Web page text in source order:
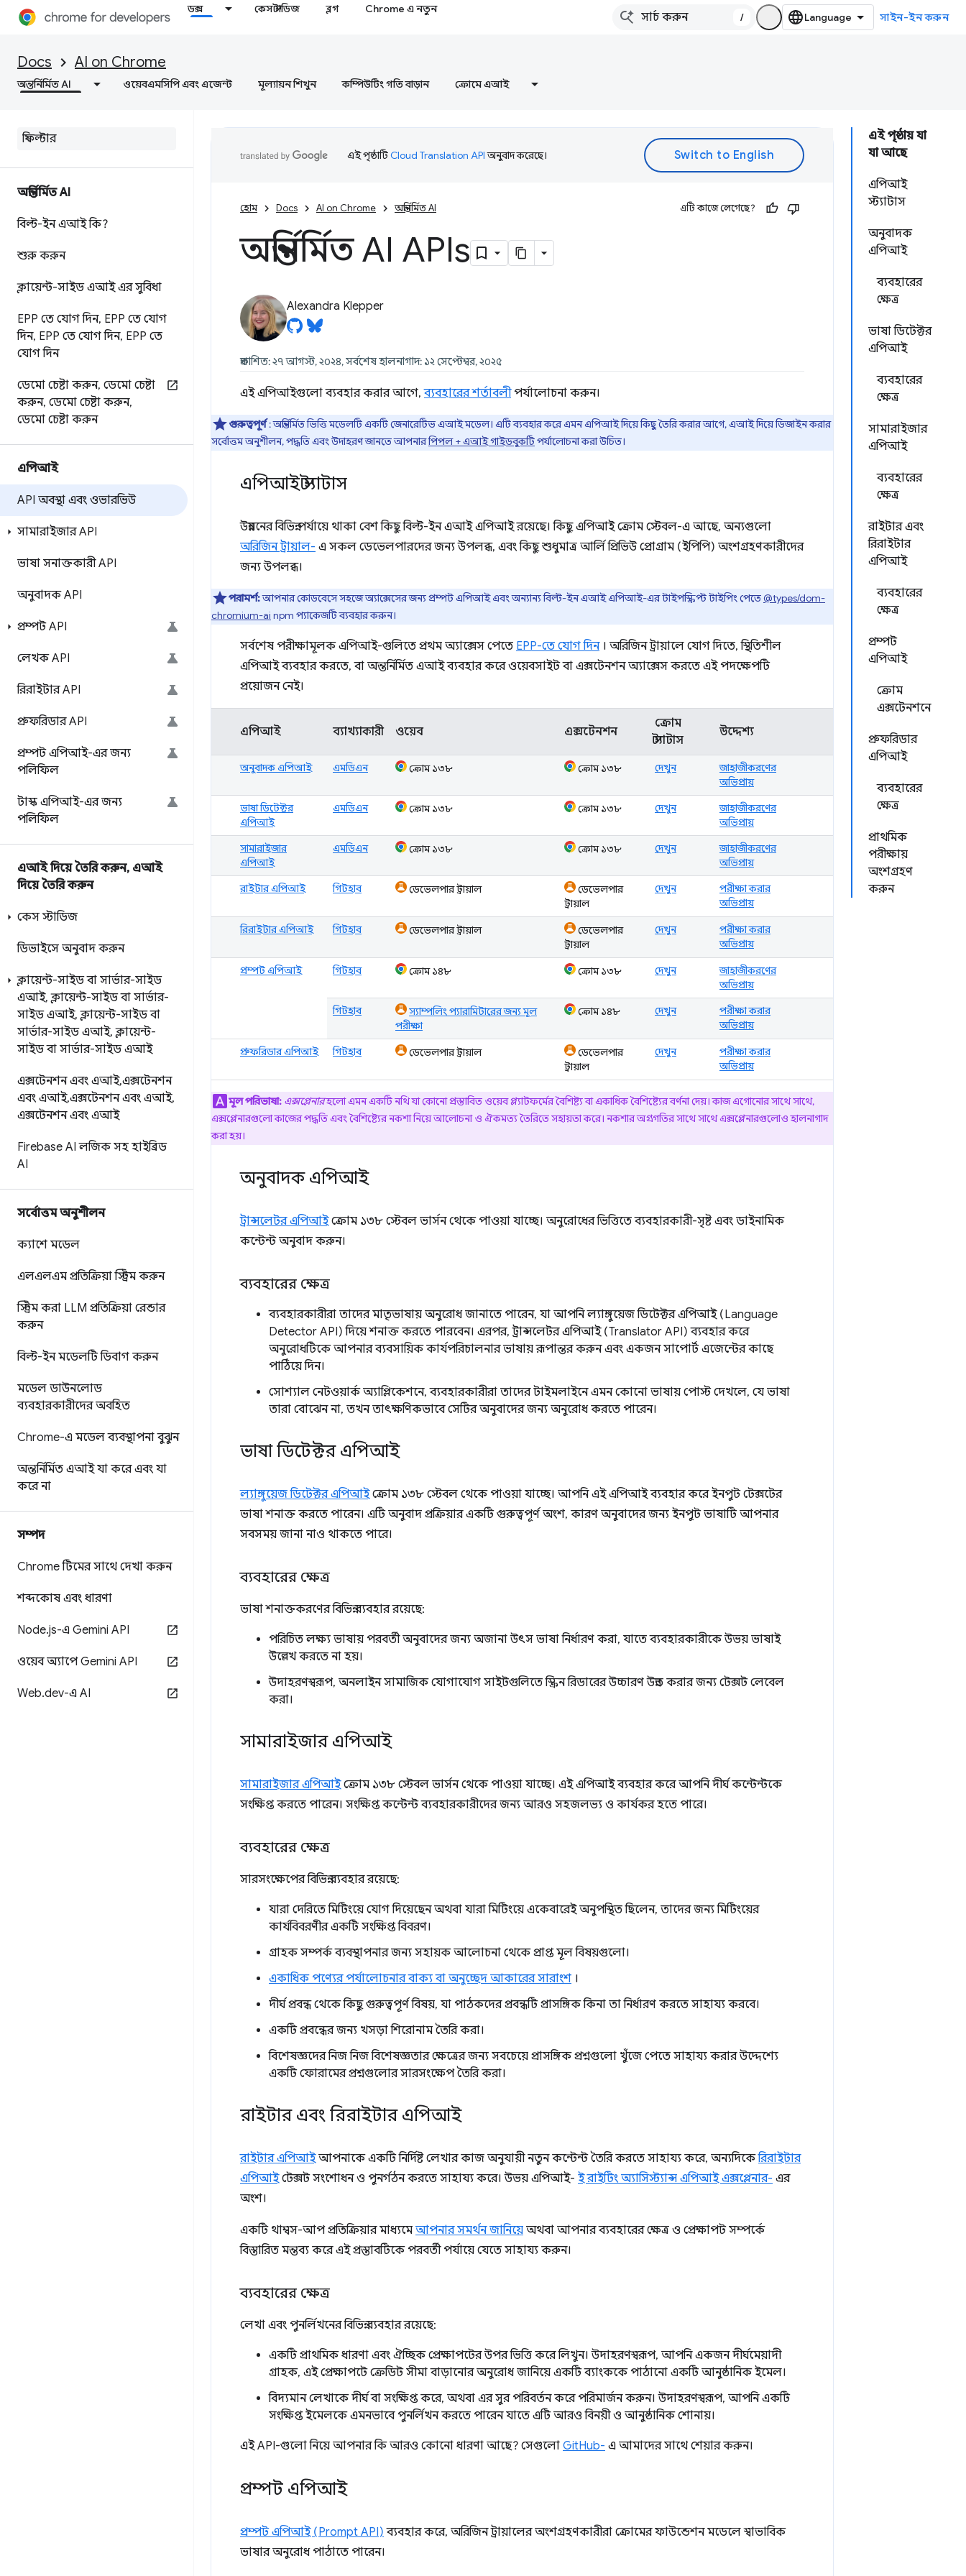
ডক্স কেস স্টাডিজ ব্লগ Chrome এ নতুন
/ সাইন-ইন করুন
Docs AI on Chrome
অন্তর্নির্মিত AI ওয়েবএমসিপি এবং এজেন্ট মূল্যায়ন শিখুন কম্পিউটিং গতি বাড়ান ক্রোমে এআই
অন্তর্নির্মিত AI
বিল্ট-ইন এআই কি?
শুরু করুন
ক্লায়েন্ট-সাইড এআই এর সুবিধা
EPP তে যোগ দিন, EPP তে যোগ
দিন, EPP তে যোগ দিন, EPP তে
যোগ দিন
ডেমো চেষ্টা করুন, ডেমো চেষ্টা
করুন, ডেমো চেষ্টা করুন,
ডেমো চেষ্টা করুন
এপিআই
API অবস্থা এবং ওভারভিউ
সামারাইজার API
ভাষা সনাক্তকারী API
অনুবাদক API
প্রম্পট API
লেখক API
রিরাইটার API
প্রুফরিডার API
প্রম্পট এপিআই-এর জন্য
পলিফিল
টাস্ক এপিআই-এর জন্য
পলিফিল
এআই দিয়ে তৈরি করুন, এআই
দিয়ে তৈরি করুন
কেস স্টাডিজ
ডিভাইসে অনুবাদ করুন
ক্লায়েন্ট-সাইড বা সার্ভার-সাইড
এআই, ক্লায়েন্ট-সাইড বা সার্ভার-
সাইড এআই, ক্লায়েন্ট-সাইড বা
সার্ভার-সাইড এআই, ক্লায়েন্ট-
সাইড বা সার্ভার-সাইড এআই
এক্সটেনশন এবং এআই,এক্সটেনশন
এবং এআই,এক্সটেনশন এবং এআই,
এক্সটেনশন এবং এআই
Firebase AI লজিক সহ হাইব্রিড
AI
সর্বোত্তম অনুশীলন
ক্যাশে মডেল
এলএলএম প্রতিক্রিয়া স্ট্রিম করুন
স্ট্রিম করা LLM প্রতিক্রিয়া রেন্ডার
করুন
বিল্ট-ইন মডেলটি ডিবাগ করুন
মডেল ডাউনলোড
ব্যবহারকারীদের অবহিত
Chrome-এ মডেল ব্যবস্থাপনা বুঝুন
অন্তর্নির্মিত এআই যা করে এবং যা
করে না
সম্পদ
Chrome টিমের সাথে দেখা করুন
শব্দকোষ এবং ধারণা
Node.js-এ Gemini API
ওয়েব অ্যাপে Gemini API
Web.dev-এ AI
এই পৃষ্ঠায় যা
যা আছে
এপিআই
স্ট্যাটাস
অনুবাদক
এপিআই
ব্যবহারের
ক্ষেত্র
ভাষা ডিটেক্টর
এপিআই
ব্যবহারের
ক্ষেত্র
সামারাইজার
এপিআই
ব্যবহারের
ক্ষেত্র
রাইটার এবং
রিরাইটার
এপিআই
ব্যবহারের
ক্ষেত্র
প্রম্পট
এপিআই
ক্রোম
এক্সটেনশনে
প্রুফরিডার
এপিআই
ব্যবহারের
ক্ষেত্র
প্রাথমিক
পরীক্ষায়
অংশগ্রহণ
করুন
এই পৃষ্ঠাটিCloud Translation APIঅনুবাদ করেছে।
হোম Docs AI on Chrome অন্তর্নির্মিত AI এটি কাজে লেগেছে?
অন্তর্নির্মিত AI APIs
Alexandra Klepper
প্রকাশিত: ২৭ আগস্ট, ২০২৪, সর্বশেষ হালনাগাদ: ১২ সেপ্টেম্বর, ২০২৫
এই এপিআইগুলো ব্যবহার করার আগে,ব্যবহারের শর্তাবলীপর্যালোচনা করুন।
গুরুত্বপূর্ণ: অন্তর্নির্মিত ভিত্তি মডেলটি একটি জেনারেটিভ এআই মডেল। এটি ব্যবহার করে এমন এপিআই দিয়ে কিছু তৈরি করার আগে, এআই দিয়ে ডিজাইন করার
সর্বোত্তম অনুশীলন, পদ্ধতি এবং উদাহরণ জানতে আপনারপিপল + এআই গাইডবুকটিপর্যালোচনা করা উচিত।
এপিআই স্ট্যাটাস
উন্নয়নের বিভিন্ন পর্যায়ে থাকা বেশ কিছু বিল্ট-ইন এআই এপিআই রয়েছে। কিছু এপিআই ক্রোম স্টেবল-এ আছে, অন্যগুলো
অরিজিন ট্রায়াল- এ সকল ডেভেলপারদের জন্য উপলব্ধ, এবং কিছু শুধুমাত্র আর্লি প্রিভিউ প্রোগ্রাম (ইপিপি) অংশগ্রহণকারীদের
জন্য উপলব্ধ।
পরামর্শ:আপনার কোডবেসে সহজে অ্যাক্সেসের জন্য প্রম্পট এপিআই এবং অন্যান্য বিল্ট-ইন এআই এপিআই-এর টাইপস্ক্রিপ্ট টাইপিং পেতে@types/dom-
chromium-ai npm প্যাকেজটি ব্যবহার করুন।
সর্বশেষ পরীক্ষামূলক এপিআই-গুলিতে প্রথম অ্যাক্সেস পেতে EPP-তে যোগ দিন। অরিজিন ট্রায়ালে যোগ দিতে, স্থিতিশীল
এপিআই ব্যবহার করতে, বা অন্তর্নির্মিত এআই ব্যবহার করে ওয়েবসাইট বা এক্সটেনশন অ্যাক্সেস করতে এই পদক্ষেপটি
প্রয়োজন নেই।
এপিআই ব্যাখ্যাকারী ওয়েব এক্সটেনশন
ক্রোম
স্ট্যাটাস
উদ্দেশ্য
অনুবাদক এপিআই এমডিএন ক্রোম ১৩৮ ক্রোম ১৩৮ দেখুন
জাহাজীকরণের
অভিপ্রায়
ভাষা ডিটেক্টর
এপিআই
এমডিএন ক্রোম ১৩৮ ক্রোম ১৩৮ দেখুন
জাহাজীকরণের
অভিপ্রায়
সামারাইজার
এপিআই
এমডিএন ক্রোম ১৩৮ ক্রোম ১৩৮ দেখুন
জাহাজীকরণের
অভিপ্রায়
রাইটার এপিআই
গিটহাব ডেভেলপার ট্রায়াল
ডেভেলপার
ট্রায়াল
দেখুন
পরীক্ষা করার
অভিপ্রায়
রিরাইটার এপিআই গিটহাব ডেভেলপার ট্রায়াল
ডেভেলপার
ট্রায়াল
দেখুন
পরীক্ষা করার
অভিপ্রায়
প্রম্পট এপিআই গিটহাব ক্রোম ১৪৮ ক্রোম ১৩৮ দেখুন
জাহাজীকরণের
অভিপ্রায়
গিটহাব
স্যাম্পলিং প্যারামিটারের জন্য মূল
পরীক্ষা
ক্রোম ১৪৮ দেখুন
পরীক্ষা করার
অভিপ্রায়
প্রুফরিডার এপিআই গিটহাব ডেভেলপার ট্রায়াল
ডেভেলপার
ট্রায়াল
দেখুন
পরীক্ষা করার
অভিপ্রায়
মূল পরিভাষা: এক্সপ্লেনারহলো এমন একটি নথি যা কোনো প্রস্তাবিত ওয়েব প্ল্যাটফর্মের বৈশিষ্ট্য বা একাধিক বৈশিষ্ট্যের বর্ণনা দেয়। কাজ এগোনোর সাথে সাথে,
এক্সপ্লেনারগুলো কাজের পদ্ধতি এবং বৈশিষ্ট্যের নকশা নিয়ে আলোচনা ও ঐকমত্য তৈরিতে সহায়তা করে। নকশার অগ্রগতির সাথে সাথে এক্সপ্লেনারগুলোও হালনাগাদ
করা হয়।
অনুবাদক এপিআই
ট্রান্সলেটর এপিআইক্রোম ১৩৮ স্টেবল ভার্সন থেকে পাওয়া যাচ্ছে। অনুরোধের ভিত্তিতে ব্যবহারকারী-সৃষ্ট এবং ডাইনামিক
কন্টেন্ট অনুবাদ করুন।
ব্যবহারের ক্ষেত্র
ব্যবহারকারীরা তাদের মাতৃভাষায় অনুরোধ জানাতে পারেন, যা আপনি ল্যাঙ্গুয়েজ ডিটেক্টর এপিআই (Language
Detector API) দিয়ে শনাক্ত করতে পারবেন। এরপর, ট্রান্সলেটর এপিআই (Translator API) ব্যবহার করে
অনুরোধটিকে আপনার ব্যবসায়িক কার্যপরিচালনার ভাষায় রূপান্তর করুন এবং একজন সাপোর্ট এজেন্টের কাছে
পাঠিয়ে দিন।
সোশ্যাল নেটওয়ার্ক অ্যাপ্লিকেশনে, ব্যবহারকারীরা তাদের টাইমলাইনে এমন কোনো ভাষায় পোস্ট দেখলে, যে ভাষা
তারা বোঝেন না, তখন তাৎক্ষণিকভাবে সেটির অনুবাদের জন্য অনুরোধ করতে পারেন।
ভাষা ডিটেক্টর এপিআই
ল্যাঙ্গুয়েজ ডিটেক্টর এপিআইক্রোম ১৩৮ স্টেবল থেকে পাওয়া যাচ্ছে। আপনি এই এপিআই ব্যবহার করে ইনপুট টেক্সটের
ভাষা শনাক্ত করতে পারেন। এটি অনুবাদ প্রক্রিয়ার একটি গুরুত্বপূর্ণ অংশ, কারণ অনুবাদের জন্য ইনপুট ভাষাটি আপনার
সবসময় জানা নাও থাকতে পারে।
ব্যবহারের ক্ষেত্র
ভাষা শনাক্তকরণের বিভিন্ন ব্যবহার রয়েছে:
পরিচিত লক্ষ্য ভাষায় পরবর্তী অনুবাদের জন্য অজানা উৎস ভাষা নির্ধারণ করা, যাতে ব্যবহারকারীকে উভয় ভাষাই
উল্লেখ করতে না হয়।
উদাহরণস্বরূপ, অনলাইন সামাজিক যোগাযোগ সাইটগুলিতে স্ক্রিন রিডারের উচ্চারণ উন্নত করার জন্য টেক্সট লেবেল
করা।
সামারাইজার এপিআই
সামারাইজার এপিআইক্রোম ১৩৮ স্টেবল ভার্সন থেকে পাওয়া যাচ্ছে। এই এপিআই ব্যবহার করে আপনি দীর্ঘ কন্টেন্টকে
সংক্ষিপ্ত করতে পারেন। সংক্ষিপ্ত কন্টেন্ট ব্যবহারকারীদের জন্য আরও সহজলভ্য ও কার্যকর হতে পারে।
ব্যবহারের ক্ষেত্র
সারসংক্ষেপের বিভিন্ন ব্যবহার রয়েছে:
যারা দেরিতে মিটিংয়ে যোগ দিয়েছেন অথবা যারা মিটিংয়ে একেবারেই অনুপস্থিত ছিলেন, তাদের জন্য মিটিংয়ের
কার্যবিবরণীর একটি সংক্ষিপ্ত বিবরণ।
গ্রাহক সম্পর্ক ব্যবস্থাপনার জন্য সহায়ক আলোচনা থেকে প্রাপ্ত মূল বিষয়গুলো।
একাধিক পণ্যের পর্যালোচনার বাক্য বা অনুচ্ছেদ আকারের সারাংশ ।
দীর্ঘ প্রবন্ধ থেকে কিছু গুরুত্বপূর্ণ বিষয়, যা পাঠকদের প্রবন্ধটি প্রাসঙ্গিক কিনা তা নির্ধারণ করতে সাহায্য করবে।
একটি প্রবন্ধের জন্য খসড়া শিরোনাম তৈরি করা।
বিশেষজ্ঞদের নিজ নিজ বিশেষজ্ঞতার ক্ষেত্রের জন্য সবচেয়ে প্রাসঙ্গিক প্রশ্নগুলো খুঁজে পেতে সাহায্য করার উদ্দেশ্যে
একটি ফোরামের প্রশ্নগুলোর সারসংক্ষেপ তৈরি করা।
রাইটার এবং রিরাইটার এপিআই
রাইটার এপিআইআপনাকে একটি নির্দিষ্ট লেখার কাজ অনুযায়ী নতুন কন্টেন্ট তৈরি করতে সাহায্য করে, অন্যদিকেরিরাইটার
এপিআইটেক্সট সংশোধন ও পুনর্গঠন করতে সাহায্য করে। উভয় এপিআই- ই রাইটিং অ্যাসিস্ট্যান্স এপিআই এক্সপ্লেনার- এর
অংশ।
একটি থাম্বস-আপ প্রতিক্রিয়ার মাধ্যমে আপনার সমর্থন জানিয়ে অথবা আপনার ব্যবহারের ক্ষেত্র ও প্রেক্ষাপট সম্পর্কে
বিস্তারিত মন্তব্য করে এই প্রস্তাবটিকে পরবর্তী পর্যায়ে যেতে সাহায্য করুন।
ব্যবহারের ক্ষেত্র
লেখা এবং পুনর্লিখনের বিভিন্ন ব্যবহার রয়েছে:
একটি প্রাথমিক ধারণা এবং ঐচ্ছিক প্রেক্ষাপটের উপর ভিত্তি করে লিখুন। উদাহরণস্বরূপ, আপনি একজন দীর্ঘমেয়াদী
গ্রাহক, এই প্রেক্ষাপটে ক্রেডিট সীমা বাড়ানোর অনুরোধ জানিয়ে একটি ব্যাংককে পাঠানো একটি আনুষ্ঠানিক ইমেল।
বিদ্যমান লেখাকে দীর্ঘ বা সংক্ষিপ্ত করে, অথবা এর সুর পরিবর্তন করে পরিমার্জন করুন। উদাহরণস্বরূপ, আপনি একটি
সংক্ষিপ্ত ইমেলকে এমনভাবে পুনর্লিখন করতে পারেন যাতে এটি আরও বিনয়ী ও আনুষ্ঠানিক শোনায়।
এই API-গুলো নিয়ে আপনার কি আরও কোনো ধারণা আছে? সেগুলো GitHub- এ আমাদের সাথে শেয়ার করুন।
প্রম্পট এপিআই
প্রম্পট এপিআই (Prompt API) ব্যবহার করে, অরিজিন ট্রায়ালের অংশগ্রহণকারীরা ক্রোমের ফাউন্ডেশন মডেলে স্বাভাবিক
ভাষার অনুরোধ পাঠাতে পারেন।